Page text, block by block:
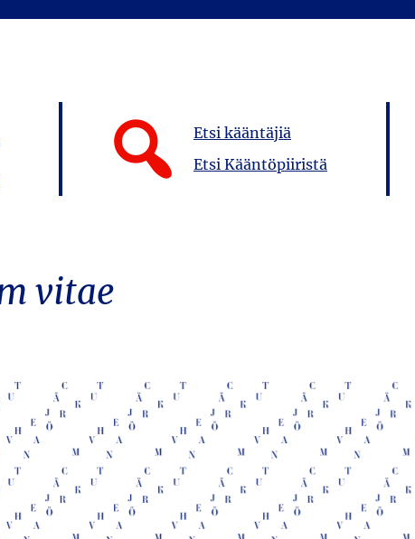
Etsi kääntäjiä
Etsi Kääntöpiiristä